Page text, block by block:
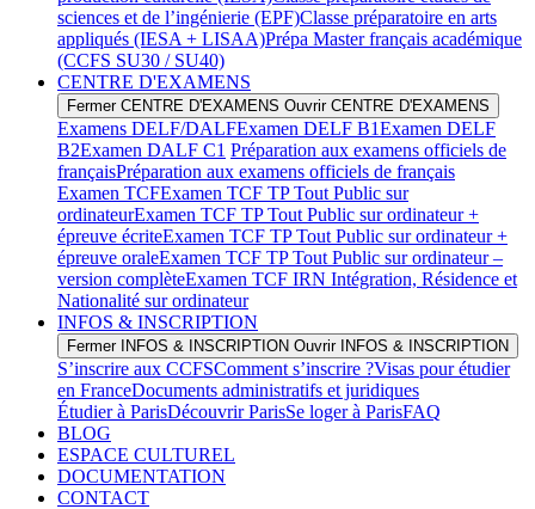
sciences et de l’ingénierie (EPF)Classe préparatoire en arts
appliqués (IESA + LISAA)Prépa Master français académique
(CCFS SU30 / SU40)
CENTRE D'EXAMENS
Fermer CENTRE D'EXAMENS Ouvrir CENTRE D'EXAMENS
Examens DELF/DALFExamen DELF B1Examen DELF
B2Examen DALF C1 Préparation aux examens officiels de
françaisPréparation aux examens officiels de français
Examen TCFExamen TCF TP Tout Public sur
ordinateurExamen TCF TP Tout Public sur ordinateur +
épreuve écriteExamen TCF TP Tout Public sur ordinateur +
épreuve oraleExamen TCF TP Tout Public sur ordinateur –
version complèteExamen TCF IRN Intégration, Résidence et
Nationalité sur ordinateur
INFOS & INSCRIPTION
Fermer INFOS & INSCRIPTION Ouvrir INFOS & INSCRIPTION
S’inscrire aux CCFSComment s’inscrire ?Visas pour étudier
en FranceDocuments administratifs et juridiques
Étudier à ParisDécouvrir ParisSe loger à ParisFAQ
BLOG
ESPACE CULTUREL
DOCUMENTATION
CONTACT